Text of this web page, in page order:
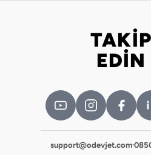
Bizi takip edin
TAKİP
EDİN
support@odevjet.com·